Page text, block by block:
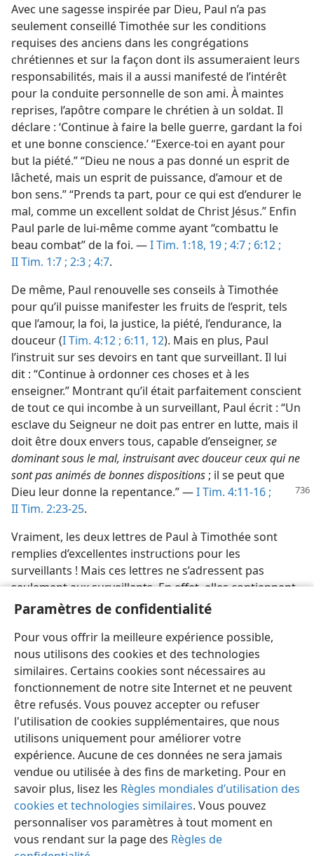
Paramètres de confidentialité
Pour vous offrir la meilleure expérience possible,
nous utilisons des cookies et des technologies
similaires. Certains cookies sont nécessaires au
fonctionnement de notre site Internet et ne peuvent
être refusés. Vous pouvez accepter ou refuser
l'utilisation de cookies supplémentaires, que nous
utilisons uniquement pour améliorer votre
expérience. Aucune de ces données ne sera jamais
vendue ou utilisée à des fins de marketing. Pour en
savoir plus, lisez les Règles mondiales d’utilisation des
cookies et technologies similaires. Vous pouvez
personnaliser vos paramètres à tout moment en
vous rendant sur la page des Règles de
Avec une sagesse inspirée par Dieu, Paul n’a pas
seulement conseillé Timothée sur les conditions
requises des anciens dans les congrégations
chrétiennes et sur la façon dont ils assumeraient leurs
responsabilités, mais il a aussi manifesté de l’intérêt
pour la conduite personnelle de son ami. À maintes
reprises, l’apôtre compare le chrétien à un soldat. Il
déclare : ‘Continue à faire la belle guerre, gardant la foi
et une bonne conscience.’ “Exerce-​toi en ayant pour
but la piété.” “Dieu ne nous a pas donné un esprit de
lâcheté, mais un esprit de puissance, d’amour et de
bon sens.” “Prends ta part, pour ce qui est d’endurer le
mal, comme un excellent soldat de Christ Jésus.” Enfin
Paul parle de lui-​même comme ayant “combattu le
beau combat” de la foi. —I Tim. 1:18, 19 ; 4:7 ; 6:12 ;
II Tim. 1:7 ; 2:3 ; 4:7.
De même, Paul renouvelle ses conseils à Timothée
pour qu’il puisse manifester les fruits de l’esprit, tels
que l’amour, la foi, la justice, la piété, l’endurance, la
douceur (I Tim. 4:12 ; 6:11, 12). Mais en plus, Paul
l’instruit sur ses devoirs en tant que surveillant. Il lui
dit : “Continue à ordonner ces choses et à les
enseigner.” Montrant qu’il était parfaitement conscient
de tout ce qui incombe à un surveillant, Paul écrit : “Un
esclave du Seigneur ne doit pas entrer en lutte, mais il
doit être doux envers tous, capable d’enseigner, se
dominant sous le mal, instruisant avec douceur ceux qui ne
sont pas animés de bonnes dispositions ; il se peut que
Dieu leur donne la repentance.” —I Tim. 4:11-16 ;
II Tim. 2:23-25.
Vraiment, les deux lettres de Paul à Timothée sont
remplies d’excellentes instructions pour les
surveillants ! Mais ces lettres ne s’adressent pas
seulement aux surveillants. En effet, elles contiennent
aussi de bons conseils pour tous dans la congrégation
sociale.
Français Partager Préférences
Copyright © 2026 Watch Tower Bible and Tract Society of Pennsylvania
Conditions d’utilisation
Règles de confidentialité
Paramètres de confidentialité
JW.ORG Se connecter